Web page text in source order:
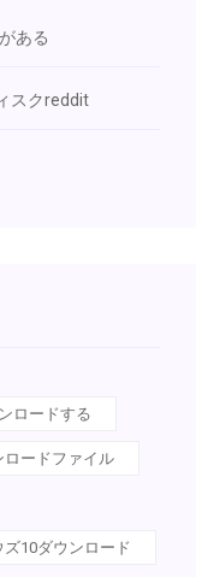
ある
スクreddit
ロードする
ードファイル
10ダウンロード